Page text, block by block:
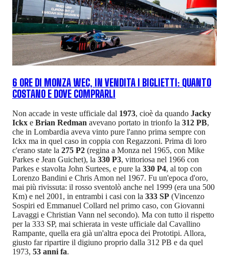
6 ORE DI MONZA WEC, IN VENDITA I BIGLIETTI: QUANTO
COSTANO E DOVE COMPRARLI
Non accade in veste ufficiale dal 1973, cioè da quando Jacky
Ickx e Brian Redman avevano portato in trionfo la 312 PB,
che in Lombardia aveva vinto pure l'anno prima sempre con
Ickx ma in quel caso in coppia con Regazzoni. Prima di loro
c'erano state la 275 P2 (regina a Monza nel 1965, con Mike
Parkes e Jean Guichet), la 330 P3, vittoriosa nel 1966 con
Parkes e stavolta John Surtees, e pure la 330 P4, al top con
Lorenzo Bandini e Chris Amon nel 1967. Fu un'epoca d'oro,
mai più rivissuta: il rosso sventolò anche nel 1999 (era una 500
Km) e nel 2001, in entrambi i casi con la 333 SP (Vincenzo
Sospiri ed Emmanuel Collard nel primo caso, con Giovanni
Lavaggi e Christian Vann nel secondo). Ma con tutto il rispetto
per la 333 SP, mai schierata in veste ufficiale dal Cavallino
Rampante, quella era già un'altra epoca dei Prototipi. Allora,
giusto far ripartire il digiuno proprio dalla 312 PB e da quel
1973, 53 anni fa.